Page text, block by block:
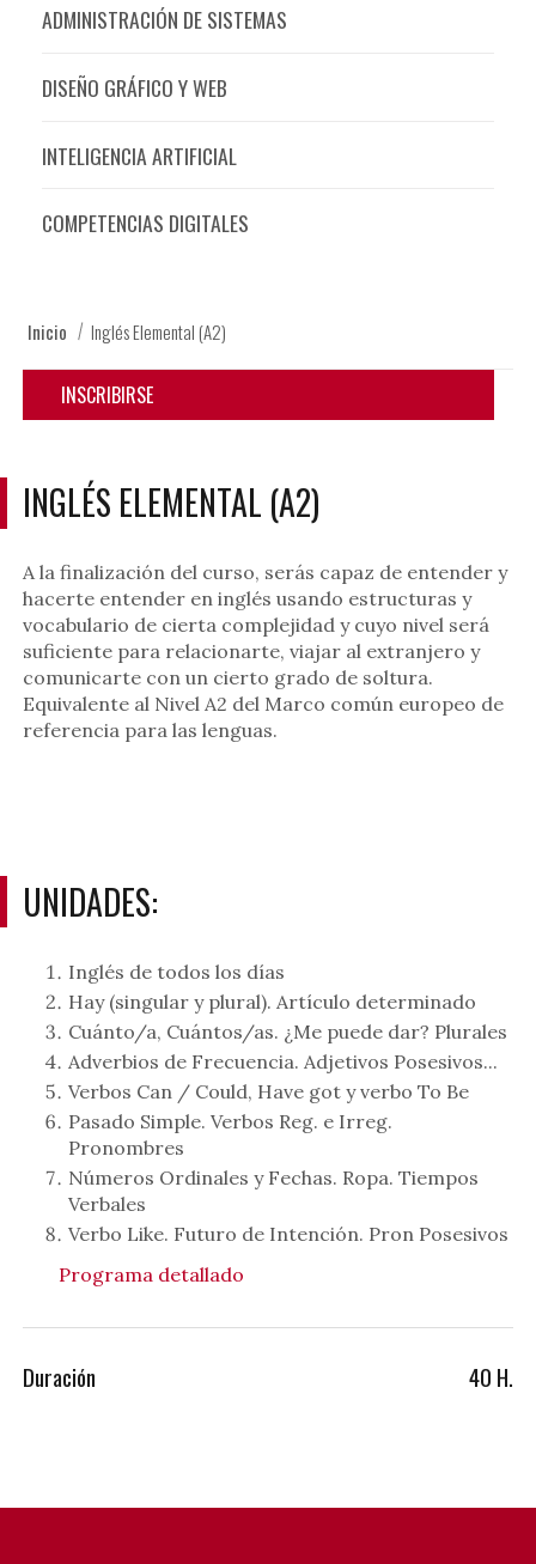
ADMINISTRACIÓN DE SISTEMAS
DISEÑO GRÁFICO Y WEB
INTELIGENCIA ARTIFICIAL
COMPETENCIAS DIGITALES
Inicio Inglés Elemental (A2)
INSCRIBIRSE
INGLÉS ELEMENTAL (A2)
A la finalización del curso, serás capaz de entender y
hacerte entender en inglés usando estructuras y
vocabulario de cierta complejidad y cuyo nivel será
suficiente para relacionarte, viajar al extranjero y
comunicarte con un cierto grado de soltura.
Equivalente al Nivel A2 del Marco común europeo de
referencia para las lenguas.
UNIDADES:
Inglés de todos los días
Hay (singular y plural). Artículo determinado
Cuánto/a, Cuántos/as. ¿Me puede dar? Plurales
Adverbios de Frecuencia. Adjetivos Posesivos...
Verbos Can / Could, Have got y verbo To Be
Pasado Simple. Verbos Reg. e Irreg.
Pronombres
Números Ordinales y Fechas. Ropa. Tiempos
Verbales
Verbo Like. Futuro de Intención. Pron Posesivos
Programa detallado
40 H.
Duración